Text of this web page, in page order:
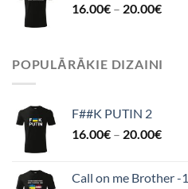
16.00€ – 20.00€
POPULĀRĀKIE DIZAINI
F##K PUTIN 2
16.00€ – 20.00€
Call on me Brother -1